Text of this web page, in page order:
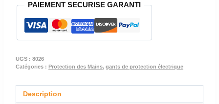
ELECTRICIEN
8026
PAIEMENT SECURISE GARANTI
UGS : 8026
Catégories : Protection des Mains, gants de protection électrique
Description